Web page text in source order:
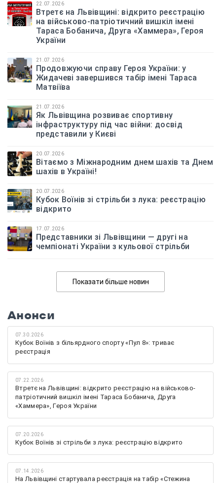
22.07.2026
Втретє на Львівщині: відкрито реєстрацію
на військово-патріотичний вишкіл імені
Тараса Бобанича, Друга «Хаммера», Героя
України
21.07.2026
Продовжуючи справу Героя України: у
Жидачеві завершився табір імені Тараса
Матвіїва
21.07.2026
Як Львівщина розвиває спортивну
інфраструктуру під час війни: досвід
представили у Києві
20.07.2026
Вітаємо з Міжнародним днем шахів та Днем
шахів в Україні!
20.07.2026
Кубок Воїнів зі стрільби з лука: реєстрацію
відкрито
17.07.2026
Представники зі Львівщини — другі на
чемпіонаті України з кульової стрільби
Показати більше новин
Анонси
07.30.2026
Кубок Воїнів з більярдного спорту «Пул 8»: триває
реєстрація
07.22.2026
Втретє на Львівщині: відкрито реєстрацію на військово-
патріотичний вишкіл імені Тараса Бобанича, Друга
«Хаммера», Героя України
07.20.2026
Кубок Воїнів зі стрільби з лука: реєстрацію відкрито
07.14.2026
На Львівщині стартувала реєстрація на табір «Стежина